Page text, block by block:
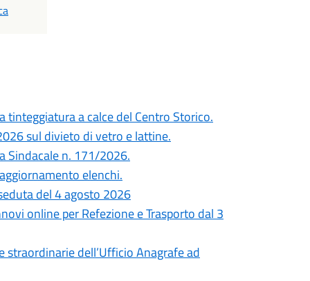
a calce del Centro Storico.
sul divieto di vetro e lattine.
Sindacale n. 171/2026.
elenchi.
del 4 agosto 2026
online per Refezione e Trasporto dal 3
straordinarie dell’Ufficio Anagrafe ad